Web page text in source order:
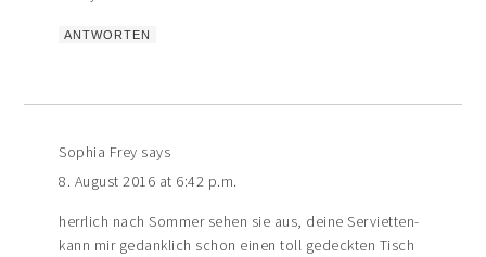
ANTWORTEN
Sophia Frey says
8. August 2016 at 6:42 p.m.
herrlich nach Sommer sehen sie aus, deine Servietten-
kann mir gedanklich schon einen toll gedeckten Tisch